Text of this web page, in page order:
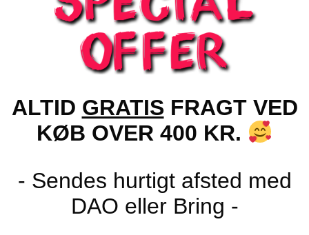
ALTID GRATIS FRAGT VED
KØB OVER 400 KR.
- Sendes hurtigt afsted med
DAO eller Bring -